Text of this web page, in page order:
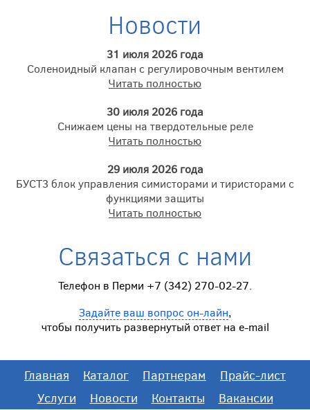
Новости
31 июля 2026 года
Соленоидный клапан с регулировочным вентилем
Читать полностью
30 июля 2026 года
Снижаем цены на твердотельные реле
Читать полностью
29 июля 2026 года
БУСТ3 блок управления симисторами и тиристорами с
функциями защиты
Читать полностью
Связаться с нами
Телефон в Перми +7 (342) 270-02-27.
Задайте ваш вопрос он-лайн,
чтобы получить развернутый ответ на e-mail
Главная Каталог Партнерам
Прайс-лист
Услуги
Новости Контакты Вакансии